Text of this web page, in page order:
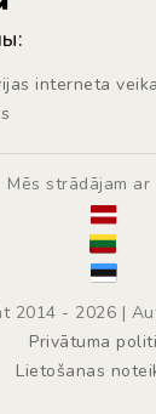
Mēs strādājam ar
2014 - 2026 |
Privātuma
Lietošanas